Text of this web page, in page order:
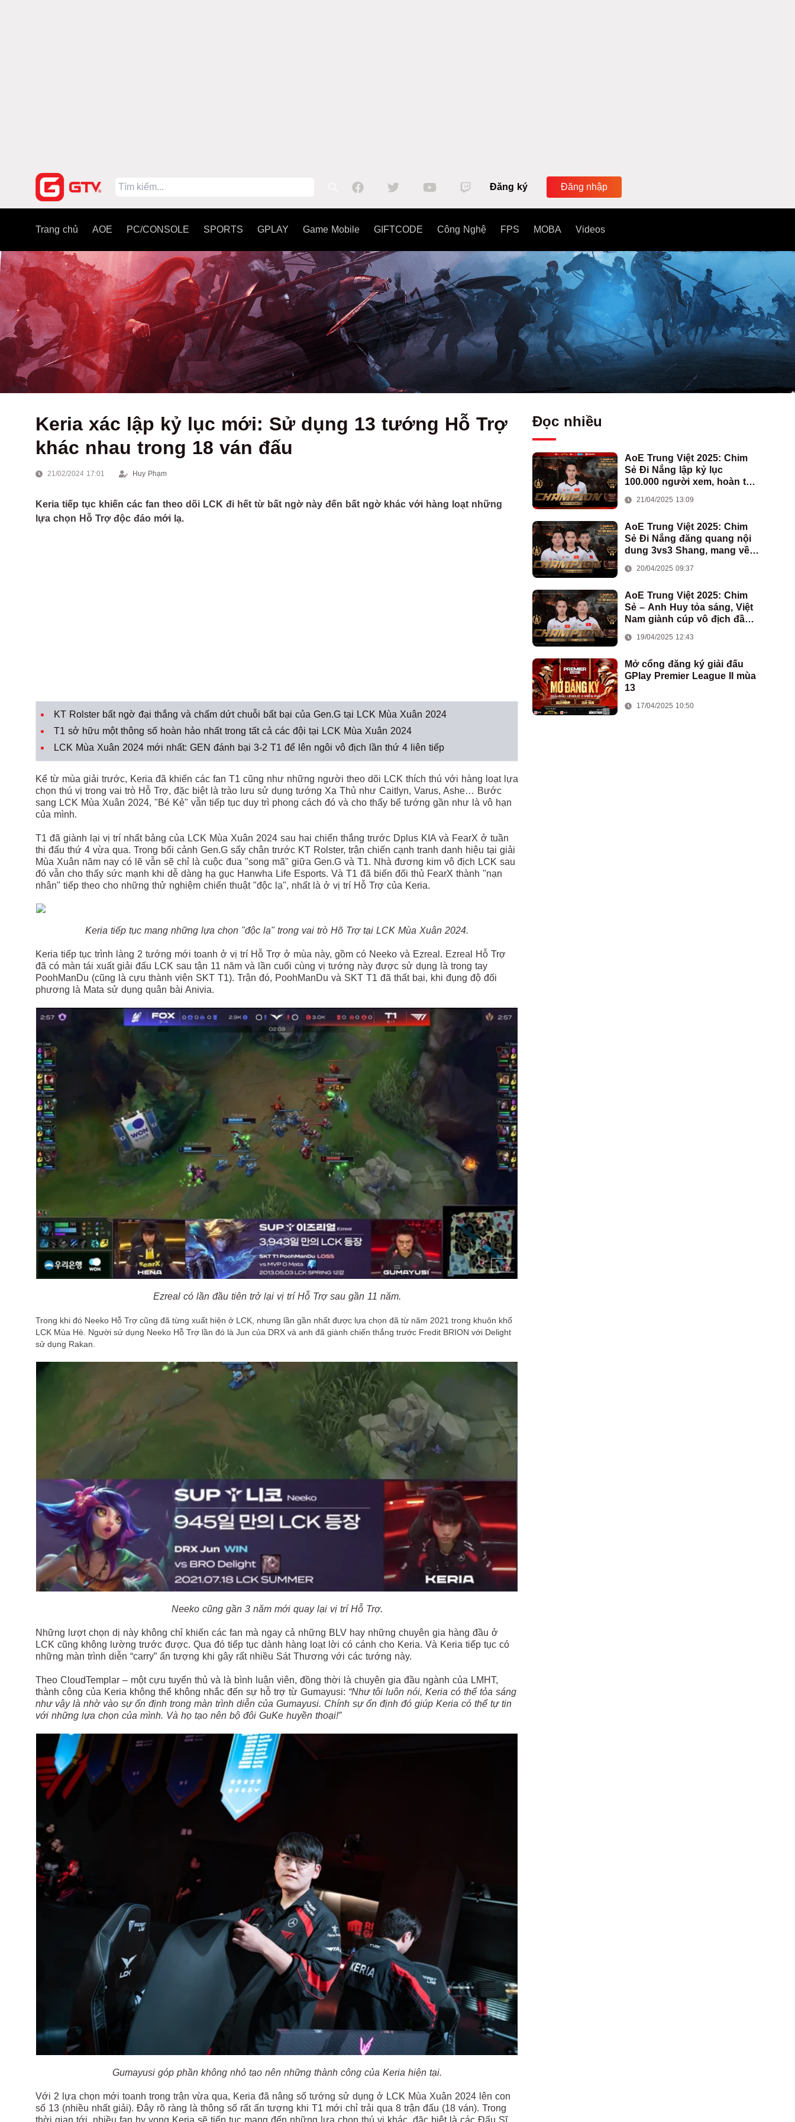
Đăng ký Đăng nhập
Trang chủ AOE PC/CONSOLE SPORTS GPLAY Game Mobile GIFTCODE Công Nghệ FPS MOBA Videos
Keria xác lập kỷ lục mới: Sử dụng 13 tướng Hỗ Trợ
khác nhau trong 18 ván đấu
21/02/2024 17:01 Huy Phạm
Keria tiếp tục khiến các fan theo dõi LCK đi hết từ bất ngờ này đến bất ngờ khác với hàng loạt những
lựa chọn Hỗ Trợ độc đáo mới lạ.
KT Rolster bất ngờ đại thắng và chấm dứt chuỗi bất bại của Gen.G tại LCK Mùa Xuân 2024
T1 sở hữu một thông số hoàn hảo nhất trong tất cả các đội tại LCK Mùa Xuân 2024
LCK Mùa Xuân 2024 mới nhất: GEN đánh bại 3-2 T1 để lên ngôi vô địch lần thứ 4 liên tiếp
Kể từ mùa giải trước, Keria đã khiến các fan T1 cũng như những người theo dõi LCK thích thú với hàng loạt lựa
chọn thú vị trong vai trò Hỗ Trợ, đặc biệt là trào lưu sử dụng tướng Xạ Thủ như Caitlyn, Varus, Ashe… Bước
sang LCK Mùa Xuân 2024, "Bé Kẻ" vẫn tiếp tục duy trì phong cách đó và cho thấy bể tướng gần như là vô hạn
của mình.
T1 đã giành lại vị trí nhất bảng của LCK Mùa Xuân 2024 sau hai chiến thắng trước Dplus KIA và FearX ở tuần
thi đấu thứ 4 vừa qua. Trong bối cảnh Gen.G sẩy chân trước KT Rolster, trận chiến cạnh tranh danh hiệu tại giải
Mùa Xuân năm nay có lẽ vẫn sẽ chỉ là cuộc đua "song mã" giữa Gen.G và T1. Nhà đương kim vô địch LCK sau
đó vẫn cho thấy sức mạnh khi dễ dàng hạ gục Hanwha Life Esports. Và T1 đã biến đối thủ FearX thành "nạn
nhân" tiếp theo cho những thử nghiệm chiến thuật "độc lạ", nhất là ở vị trí Hỗ Trợ của Keria.
Keria tiếp tục mang những lựa chọn "độc lạ" trong vai trò Hõ Trợ tại LCK Mùa Xuân 2024.
Keria tiếp tục trình làng 2 tướng mới toanh ở vị trí Hỗ Trợ ở mùa này, gồm có Neeko và Ezreal. Ezreal Hỗ Trợ
đã có màn tái xuất giải đấu LCK sau tận 11 năm và lần cuối cùng vị tướng này được sử dụng là trong tay
PoohManDu (cũng là cựu thành viên SKT T1). Trận đó, PoohManDu và SKT T1 đã thất bại, khi đụng độ đối
phương là Mata sử dụng quân bài Anivia.
Ezreal có lần đầu tiên trở lại vị trí Hỗ Trợ sau gần 11 năm.
Trong khi đó Neeko Hỗ Trợ cũng đã từng xuất hiện ở LCK, nhưng lần gần nhất được lựa chọn đã từ năm 2021 trong khuôn khổ
LCK Mùa Hè. Người sử dụng Neeko Hỗ Trợ lần đó là Jun của DRX và anh đã giành chiến thắng trước Fredit BRION với Delight
sử dụng Rakan.
Neeko cũng gần 3 năm mới quay lại vị trí Hỗ Trợ.
Những lượt chọn dị này không chỉ khiến các fan mà ngay cả những BLV hay những chuyên gia hàng đầu ở
LCK cũng không lường trước được. Qua đó tiếp tục dành hàng loạt lời có cánh cho Keria. Và Keria tiếp tục có
những màn trình diễn “carry” ấn tượng khi gây rất nhiều Sát Thương với các tướng này.
Theo CloudTemplar – một cựu tuyển thủ và là bình luận viên, đồng thời là chuyên gia đầu ngành của LMHT,
thành công của Keria không thể không nhắc đến sự hỗ trợ từ Gumayusi: “Như tôi luôn nói, Keria có thể tỏa sáng
như vậy là nhờ vào sự ổn định trong màn trình diễn của Gumayusi. Chính sự ổn định đó giúp Keria có thể tự tin
với những lựa chọn của mình. Và họ tạo nên bộ đôi GuKe huyền thoại!”
Gumayusi góp phần không nhỏ tạo nên những thành công của Keria hiện tại.
Với 2 lựa chọn mới toanh trong trận vừa qua, Keria đã nâng số tướng sử dụng ở LCK Mùa Xuân 2024 lên con
số 13 (nhiều nhất giải). Đây rõ ràng là thông số rất ấn tượng khi T1 mới chỉ trải qua 8 trận đấu (18 ván). Trong
thời gian tới, nhiều fan hy vọng Keria sẽ tiếp tục mang đến những lựa chọn thú vị khác, đặc biệt là các Đấu Sĩ
Đọc nhiều
AoE Trung Việt 2025: Chim
Sẻ Đi Nắng lập kỷ lục
100.000 người xem, hoàn tất
Việt Nam
21/04/2025 13:09
AoE Trung Việt 2025: Chim
Sẻ Đi Nắng đăng quang nội
dung 3vs3 Shang, mang về
đoàn AoE Việt Nam
20/04/2025 09:37
AoE Trung Việt 2025: Chim
Sẻ – Anh Huy tỏa sáng, Việt
Nam giành cúp vô địch đầu
19/04/2025 12:43
Mở cổng đăng ký giải đấu
GPlay Premier League II mùa
13
17/04/2025 10:50